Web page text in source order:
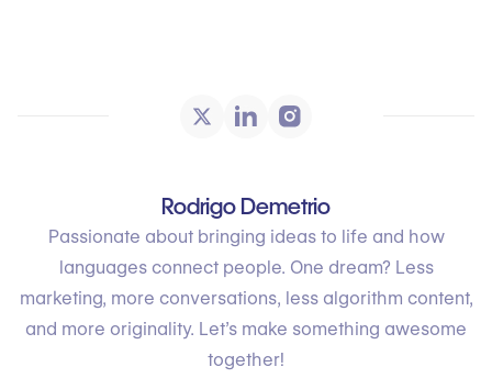
Rodrigo Demetrio
Passionate about bringing ideas to life and how
languages connect people. One dream? Less
marketing, more conversations, less algorithm content,
and more originality. Let’s make something awesome
together!